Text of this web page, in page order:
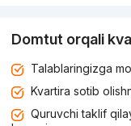
Domtut orqali
Talablaringizga
Kvartira sotib
Quruvchi taklif